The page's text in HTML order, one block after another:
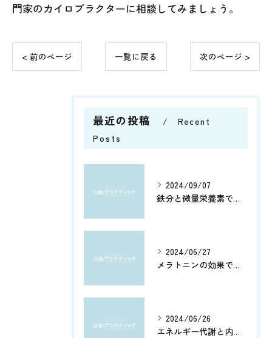
門家のカイロプラクターに相談してみましょう。
< 前のページ 一覧に戻る 次のページ >
最近の投稿
Recent
Posts
2024/09/07
鉄分と微量栄養素で健康管理
2024/06/27
メラトニンの効果で、よく眠れてホルモン分泌もアップ！カルシウムとアミノ酸で健康脳を維持しよう
2024/06/26
エネルギー代謝と内臓機能を改善！筋肉の活性化と骨盤調整がもたらす健康への効果とは？